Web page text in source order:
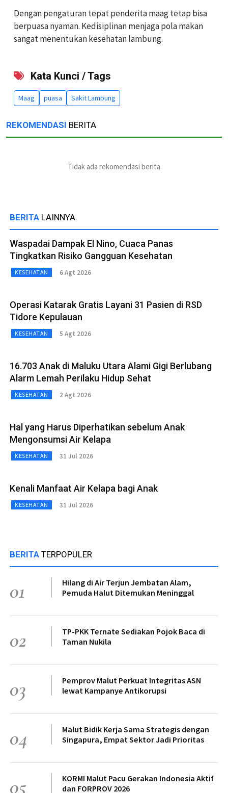
Dengan pengaturan tepat penderita maag tetap bisa
berpuasa nyaman. Kedisiplinan menjaga pola makan
sangat menentukan kesehatan lambung.
Kata Kunci / Tags
Maag puasa Sakit Lambung
REKOMENDASI BERITA
Tidak ada rekomendasi berita
BERITA LAINNYA
Waspadai Dampak El Nino, Cuaca Panas
Tingkatkan Risiko Gangguan Kesehatan
KESEHATAN 6 Agt 2026
Operasi Katarak Gratis Layani 31 Pasien di RSD
Tidore Kepulauan
KESEHATAN 5 Agt 2026
16.703 Anak di Maluku Utara Alami Gigi Berlubang
Alarm Lemah Perilaku Hidup Sehat
KESEHATAN 2 Agt 2026
Hal yang Harus Diperhatikan sebelum Anak
Mengonsumsi Air Kelapa
KESEHATAN 31 Jul 2026
Kenali Manfaat Air Kelapa bagi Anak
KESEHATAN 31 Jul 2026
BERITA TERPOPULER
01
Hilang di Air Terjun Jembatan Alam,
Pemuda Halut Ditemukan Meninggal
02
TP-PKK Ternate Sediakan Pojok Baca di
Taman Nukila
03
Pemprov Malut Perkuat Integritas ASN
lewat Kampanye Antikorupsi
04
Malut Bidik Kerja Sama Strategis dengan
Singapura, Empat Sektor Jadi Prioritas
05
KORMI Malut Pacu Gerakan Indonesia Aktif
dan FORPROV 2026